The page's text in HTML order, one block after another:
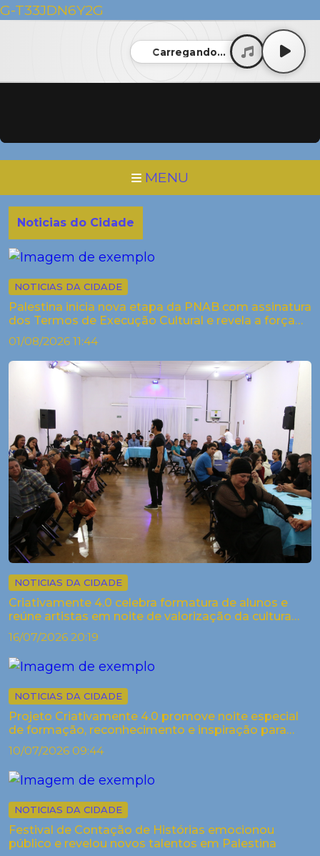
G-T33JDN6Y2G
Carregando...
MENU
Noticias do Cidade
NOTICIAS DA CIDADE
Palestina inicia nova etapa da PNAB com assinatura
dos Termos de Execução Cultural e revela a força
criativa dos arti...
01/08/2026 11:44
NOTICIAS DA CIDADE
Criativamente 4.0 celebra formatura de alunos e
reúne artistas em noite de valorização da cultura
em Palestina
16/07/2026 20:19
NOTICIAS DA CIDADE
Projeto Criativamente 4.0 promove noite especial
de formação, reconhecimento e inspiração para
artistas de Palestina
10/07/2026 09:44
NOTICIAS DA CIDADE
Festival de Contação de Histórias emocionou
público e revelou novos talentos em Palestina